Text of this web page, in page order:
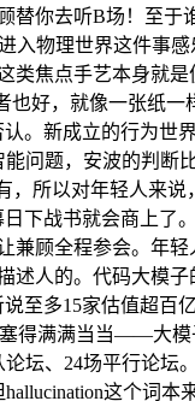
你去听B场！至于
物理世界这件事
焦点手艺本身就
好，就像一张纸
。新成立的行为世
问题，安波的判断
所以对年轻人来
下战书就会商上了
顾全程参会。年
人的。代码大模
至多15家估值超百
得满满当当——大
坛、24场平行论
这个词